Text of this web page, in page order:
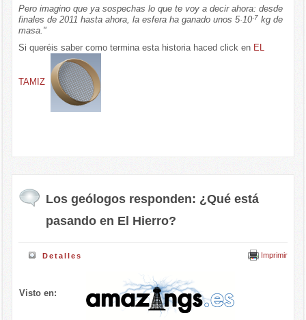
Pero imagino que ya sospechas lo que te voy a decir ahora: desde
finales de 2011 hasta ahora, la esfera ha ganado unos 5·10-7kg de
masa."
Si queréis saber como termina esta historia haced click en EL
TAMIZ
Los geólogos responden: ¿Qué está
pasando en El Hierro?
Imprimir
Detalles
Visto en: